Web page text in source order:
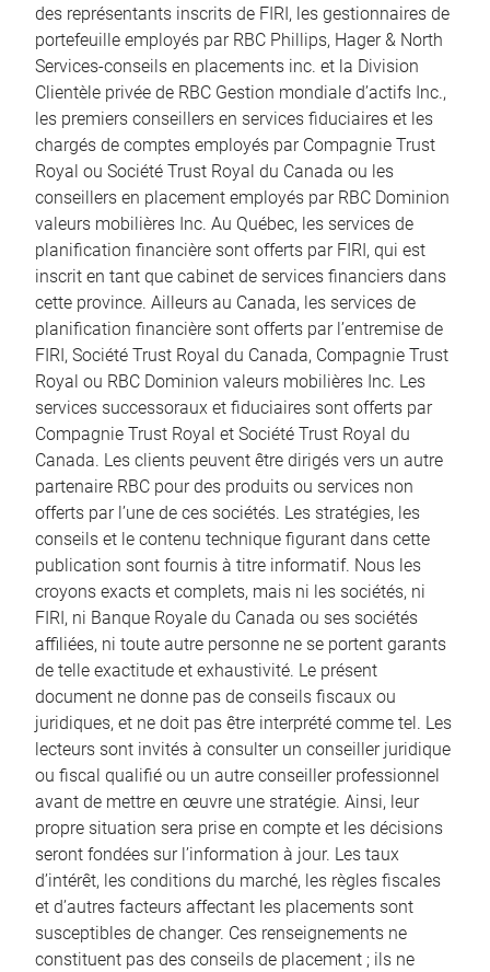
des représentants inscrits de FIRI, les gestionnaires de
portefeuille employés par RBC Phillips, Hager & North
Services-conseils en placements inc. et la Division
Clientèle privée de RBC Gestion mondiale d’actifs Inc.,
les premiers conseillers en services fiduciaires et les
chargés de comptes employés par Compagnie Trust
Royal ou Société Trust Royal du Canada ou les
conseillers en placement employés par RBC Dominion
valeurs mobilières Inc. Au Québec, les services de
planification financière sont offerts par FIRI, qui est
inscrit en tant que cabinet de services financiers dans
cette province. Ailleurs au Canada, les services de
planification financière sont offerts par l’entremise de
FIRI, Société Trust Royal du Canada, Compagnie Trust
Royal ou RBC Dominion valeurs mobilières Inc. Les
services successoraux et fiduciaires sont offerts par
Compagnie Trust Royal et Société Trust Royal du
Canada. Les clients peuvent être dirigés vers un autre
partenaire RBC pour des produits ou services non
offerts par l’une de ces sociétés. Les stratégies, les
conseils et le contenu technique figurant dans cette
publication sont fournis à titre informatif. Nous les
croyons exacts et complets, mais ni les sociétés, ni
FIRI, ni Banque Royale du Canada ou ses sociétés
affiliées, ni toute autre personne ne se portent garants
de telle exactitude et exhaustivité. Le présent
document ne donne pas de conseils fiscaux ou
juridiques, et ne doit pas être interprété comme tel. Les
lecteurs sont invités à consulter un conseiller juridique
ou fiscal qualifié ou un autre conseiller professionnel
avant de mettre en œuvre une stratégie. Ainsi, leur
propre situation sera prise en compte et les décisions
seront fondées sur l’information à jour. Les taux
d’intérêt, les conditions du marché, les règles fiscales
et d’autres facteurs affectant les placements sont
susceptibles de changer. Ces renseignements ne
constituent pas des conseils de placement ; ils ne